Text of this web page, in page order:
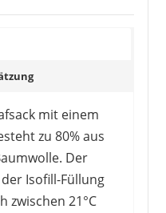
mit einem
zu 80% aus
Der
Isofill-Füllung
zwischen 21°C